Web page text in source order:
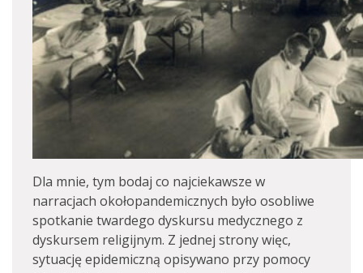
Dla mnie, tym bodaj co najciekawsze w
narracjach okołopandemicznych było osobliwe
spotkanie twardego dyskursu medycznego z
dyskursem religijnym. Z jednej strony więc,
sytuację epidemiczną opisywano przy pomocy